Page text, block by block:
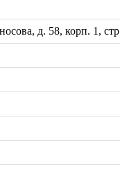
д. 58, корп. 1,